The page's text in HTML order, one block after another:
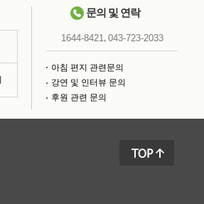
문의 및 연락
1644-8421, 043-723-2033
아침 편지 관련문의
강연 및 인터뷰 문의
후원 관련 문의